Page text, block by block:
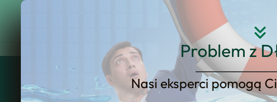
Problem z
Nasi eksperci pomogą
Strona główna O nas